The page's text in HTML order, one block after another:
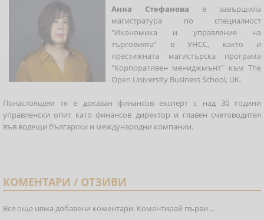
Анна Стефанова е завършила
магистратура по специалност
"Икономика и управление на
търговията" в УНСС, както и
престижната магистърска програма
"Корпоративен мениджмънт" към The
Open University Business School, UK.
Понастоящем тя е доказан финансов експерт с над 30 години
управленски опит като финансов директор и главен счетоводител
във водещи български и международни компании.
КОМЕНТАРИ / ОТЗИВИ
Все още няма добавени коментари. Коментирай първи ...